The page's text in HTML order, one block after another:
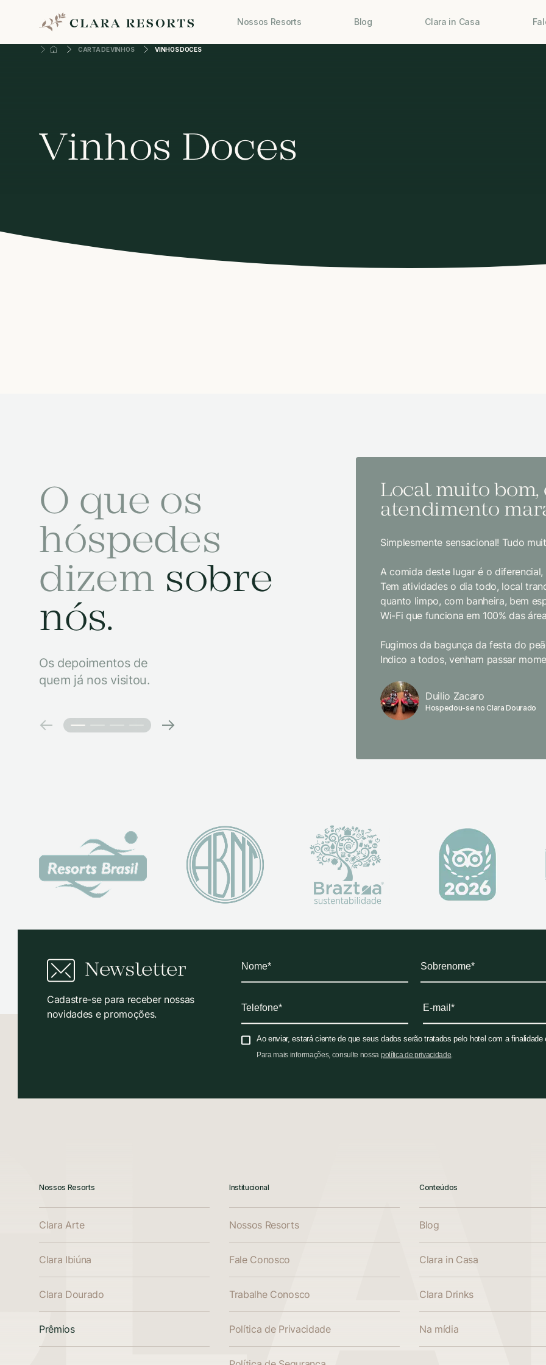
Nossos Resorts Blog Clara in Casa
CARTA DE VINHOS VINHOS DOCES
Vinhos Doces
O que os
hóspedes
dizem sobre
nós.
Os depoimentos de
quem já nos visitou.
Local muito
atendimento
Simplesmente sensacional! Tudo
A comida deste lugar é o
Tem atividades o dia todo, local
quanto limpo, com banheira, bem
Wi-Fi que funciona em 100% das
Fugimos da bagunça da festa do
Indico a todos, venham passar
Duilio Zacaro
Hospedou-se no Clara Dourado
Newsletter
Cadastre-se para receber nossas
novidades e promoções.
Ao enviar, estará ciente de que seus dados serão tratados pelo hotel com a
Para mais informações, consulte nossa política de privacidade
Nossos Resorts
Clara Arte
Clara Ibiúna
Clara Dourado
Prêmios
Institucional
Nossos Resorts
Fale Conosco
Trabalhe Conosco
Política de Privacidade
Conteúdos
Blog
Clara in Casa
Clara Drinks
Na mídia